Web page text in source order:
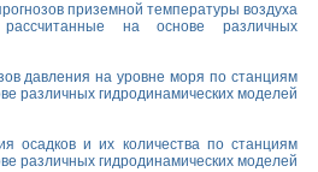
приземной температуры воздуха
на основе различных
давления на уровне моря по станциям
различных гидродинамических моделей
осадков и их количества по станциям
различных гидродинамических моделей